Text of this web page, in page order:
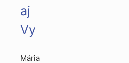
aj
Vy
Mária